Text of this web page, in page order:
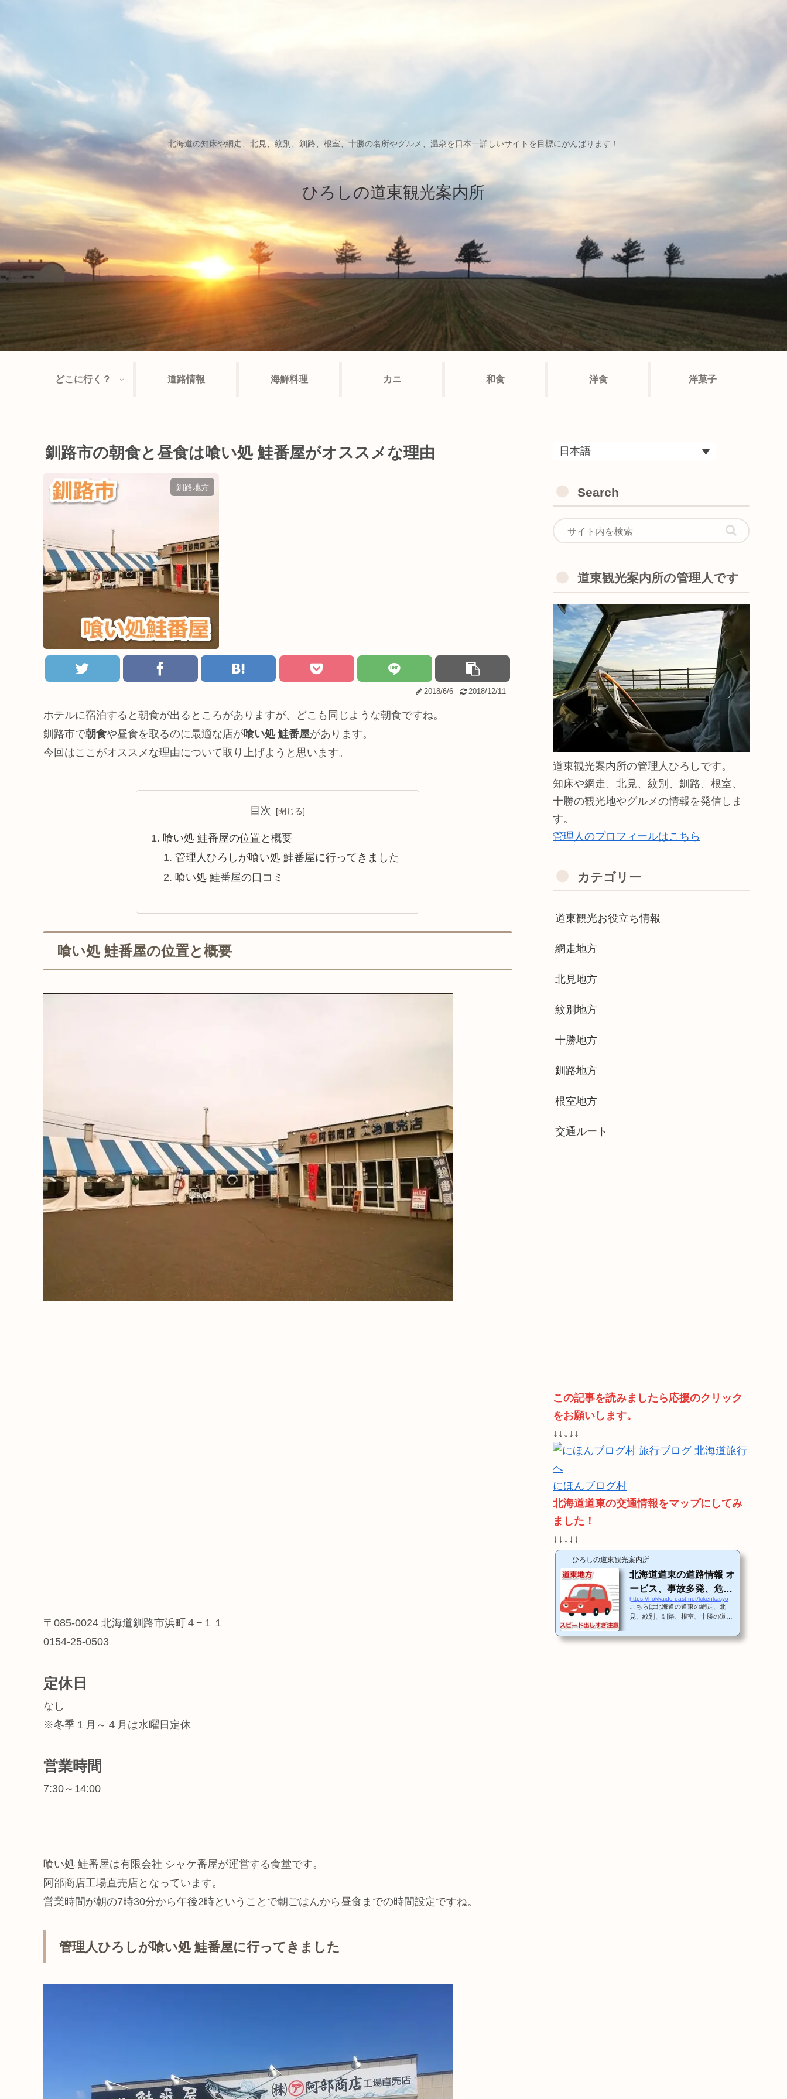
北海道の知床や網走、北見、紋別、釧路、根室、十勝の名所やグルメ、温泉を日本一詳しいサイトを目標にがんばります！
ひろしの道東観光案内所
どこに行く？ 道路情報 海鮮料理 カニ 和食 洋食 洋菓子
釧路市の朝食と昼食は喰い処 鮭番屋がオススメな理由
釧路地方
2018/6/6 2018/12/11
ホテルに宿泊すると朝食が出るところがありますが、どこも同じような朝食ですね。
釧路市で朝食や昼食を取るのに最適な店が喰い処 鮭番屋があります。
今回はここがオススメな理由について取り上げようと思います。
目次
喰い処 鮭番屋の位置と概要
管理人ひろしが喰い処 鮭番屋に行ってきました
喰い処 鮭番屋の口コミ
喰い処 鮭番屋の位置と概要
〒085-0024 北海道釧路市浜町４−１１
0154-25-0503
定休日
なし
※冬季１月～４月は水曜日定休
営業時間
7:30～14:00
喰い処 鮭番屋は有限会社 シャケ番屋が運営する食堂です。
阿部商店工場直売店となっています。
営業時間が朝の7時30分から午後2時ということで朝ごはんから昼食までの時間設定ですね。
管理人ひろしが喰い処 鮭番屋に行ってきました
日本語
Search
道東観光案内所の管理人です
道東観光案内所の管理人ひろしです。
知床や網走、北見、紋別、釧路、根室、
十勝の観光地やグルメの情報を発信しま
す。
管理人のプロフィールはこちら
カテゴリー
道東観光お役立ち情報
網走地方
北見地方
紋別地方
十勝地方
釧路地方
根室地方
交通ルート
この記事を読みましたら応援のクリック
をお願いします。
↓↓↓↓↓
にほんブログ村
北海道道東の交通情報をマップにしてみ
ました！
↓↓↓↓↓
ひろしの道東観光案内所
北海道道東の道路情報 オ
ービス、事故多発、危険
箇所、スピード出しすぎ
注意！
https://hokkaido-east.net/kikenkasyo
こちらは北海道の道東の網走、北
見、紋別、釧路、根室、十勝の道路
多発箇所、冬場に危険な道路、オー